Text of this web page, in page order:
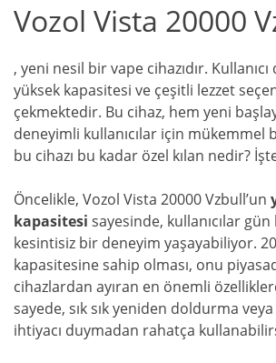
Vozol Vista 20000
, yeni nesil bir vape cihazıdır. Kullanıcı
yüksek kapasitesi ve çeşitli lezzet
çekmektedir. Bu cihaz, hem yeni
deneyimli kullanıcılar için mükemmel
bu cihazı bu kadar özel kılan nedir?
Öncelikle, Vozol Vista 20000 Vzbull’un
kapasitesi sayesinde, kullanıcılar
kesintisiz bir deneyim yaşayabiliyor.
kapasitesine sahip olması, onu
cihazlardan ayıran en önemli
sayede, sık sık yeniden doldurma
ihtiyacı duymadan rahatça